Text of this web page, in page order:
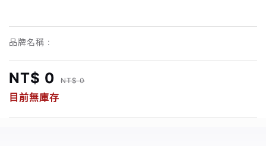
品牌名稱 :
NT$ 0 NT$ 0
目前無庫存